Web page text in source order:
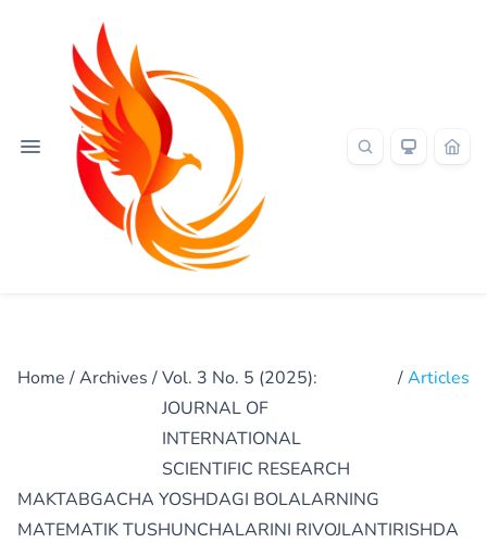
Home /Archives /Vol. 3 No. 5 (2025):
JOURNAL OF
INTERNATIONAL
SCIENTIFIC RESEARCH
/Articles
MAKTABGACHA YOSHDAGI BOLALARNING
MATEMATIK TUSHUNCHALARINI RIVOJLANTIRISHDA